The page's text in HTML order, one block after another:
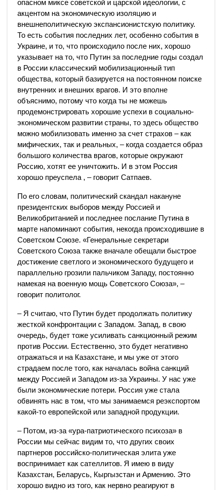
опасном миксе советской и царской идеологии, с
акцентом на экономическую изоляцию и
внешнеполитическую экспансионистскую политику.
То есть события последних лет, особенно события в
Украине, и то, что происходило после них, хорошо
указывает на то, что Путин за последние годы создал
в России классический мобилизационный тип
общества, который базируется на постоянном поиске
внутренних и внешних врагов. И это вполне
объяснимо, потому что когда ты не можешь
продемонстрировать хорошие успехи в социально-
экономическом развитии страны, то здесь общество
можно мобилизовать именно за счет страхов – как
мифических, так и реальных, – когда создается образ
большого количества врагов, которые окружают
Россию, хотят ее уничтожить. И в этом Россия
хорошо преуспела , – говорит Сатпаев.
По его словам, политический скандал накануне
президентских выборов между Россией и
Великобританией и последнее послание Путина в
марте напоминают события, некогда происходившие в
Советском Союзе. «Генеральные секретари
Советского Союза также вначале обещали быстрое
достижение светлого и экономического будущего и
параллельно грозили пальчиком Западу, постоянно
намекая на военную мощь Советского Союза», –
говорит политолог.
– Я считаю, что Путин будет продолжать политику
жесткой конфронтации с Западом. Запад, в свою
очередь, будет тоже усиливать санкционный режим
против России. Естественно, это будет негативно
отражаться и на Казахстане, и мы уже от этого
страдаем после того, как началась война санкций
между Россией и Западом из-за Украины. У нас уже
были экономические потери. Россия уже стала
обвинять нас в том, что мы занимаемся реэкспортом
какой-то европейской или западной продукции.
– Потом, из-за «ура-патриотического психоза» в
России мы сейчас видим то, что других своих
партнеров российско-политическая элита уже
воспринимает как сателлитов. Я имею в виду
Казахстан, Беларусь, Кыргызстан и Армению. Это
хорошо видно из того, как нервно реагируют в